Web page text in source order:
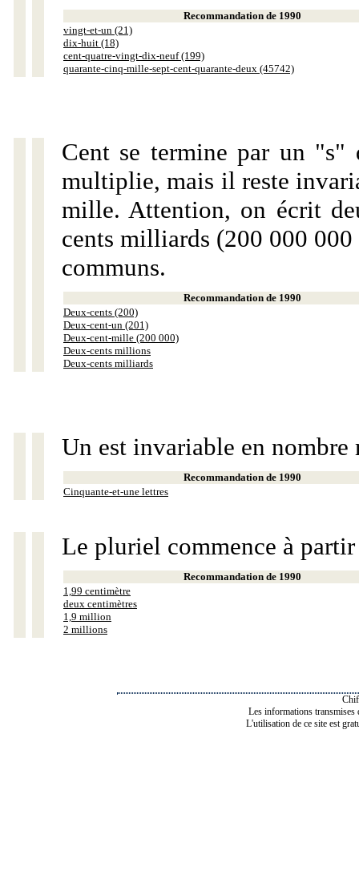
Recommandation de 1990
vingt-et-un (21)
dix-huit (18)
cent-quatre-vingt-dix-neuf (199)
quarante-cinq-mille-sept-cent-quarante-deux (45742)
Cent se termine par un "s"
multiplie, mais il reste
mille. Attention, on écrit
cents milliards (200 000
communs.
Recommandation de 1990
Deux-cents (200)
Deux-cent-un (201)
Deux-cent-mille (200 000)
Deux-cents millions
Deux-cents milliards
Un est invariable en nombre
Recommandation de 1990
Cinquante-et-une lettres
Le pluriel commence à
Recommandation de 1990
1,99 centimètre
deux centimètres
1,9 million
2 millions
Les informations transmises
L'utilisation de ce site est